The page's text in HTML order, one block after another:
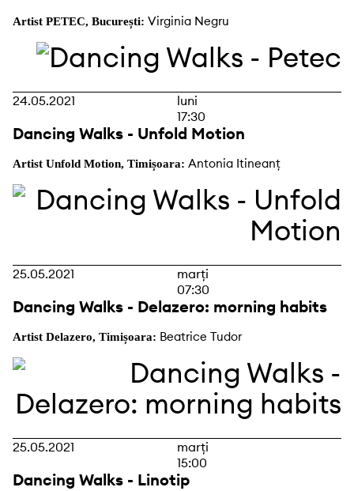
Artist PETEC, București: Virginia Negru
24.05.2021
luni
17:30
Dancing Walks - Unfold Motion
Artist Unfold Motion, Timișoara: Antonia Itineanț
25.05.2021
marți
07:30
Dancing Walks - Delazero: morning habits
Artist Delazero, Timișoara: Beatrice Tudor
25.05.2021
marți
15:00
Dancing Walks - Linotip